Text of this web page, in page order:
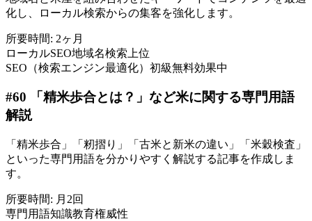
化し、ローカル検索からの集客を強化します。
所要時間: 2ヶ月
ローカルSEO地域名検索上位
SEO（検索エンジン最適化） 初級無料効果中
#60
「精米歩合とは？」など米に関する専門用語
解説
「精米歩合」「籾摺り」「古米と新米の違い」「米穀検査」
といった専門用語を分かりやすく解説する記事を作成しま
す。
所要時間: 月2回
専門用語知識教育権威性